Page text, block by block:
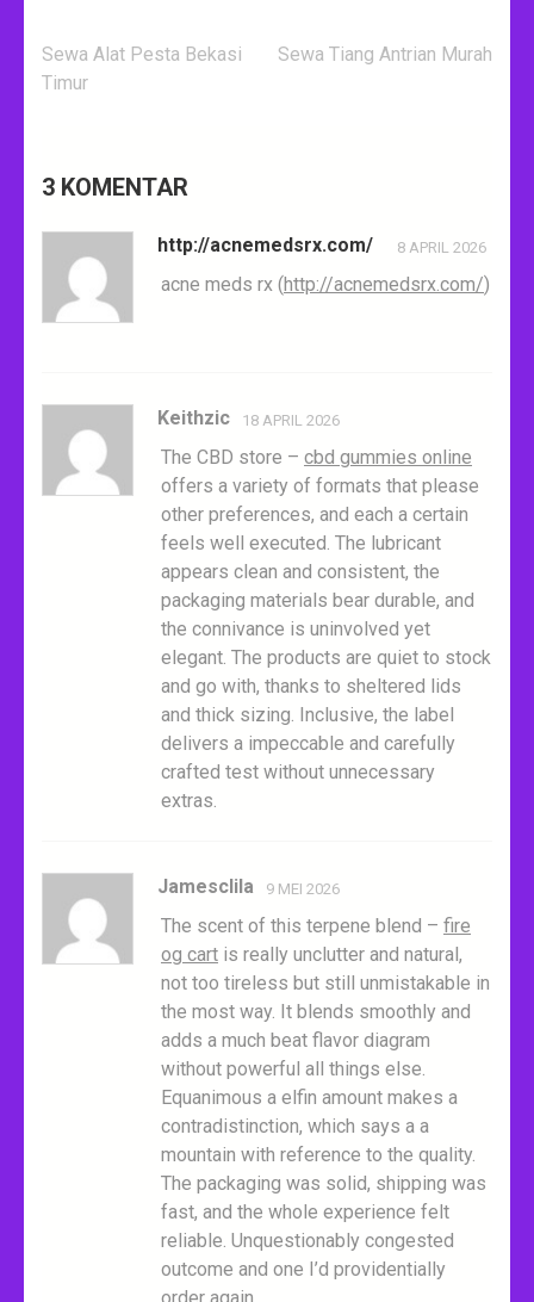
Sewa Alat Pesta Bekasi
Timur
Sewa Tiang Antrian Murah
3 KOMENTAR
http://acnemedsrx.com/ 8 APRIL 2026
acne meds rx (http://acnemedsrx.com/)
Keithzic 18 APRIL 2026
The CBD store – cbd gummies online
offers a variety of formats that please
other preferences, and each a certain
feels well executed. The lubricant
appears clean and consistent, the
packaging materials bear durable, and
the connivance is uninvolved yet
elegant. The products are quiet to stock
and go with, thanks to sheltered lids
and thick sizing. Inclusive, the label
delivers a impeccable and carefully
crafted test without unnecessary
extras.
Jamesclila 9 MEI 2026
The scent of this terpene blend – fire
og cart is really unclutter and natural,
not too tireless but still unmistakable in
the most way. It blends smoothly and
adds a much beat flavor diagram
without powerful all things else.
Equanimous a elfin amount makes a
contradistinction, which says a a
mountain with reference to the quality.
The packaging was solid, shipping was
fast, and the whole experience felt
reliable. Unquestionably congested
outcome and one I’d providentially
order again.